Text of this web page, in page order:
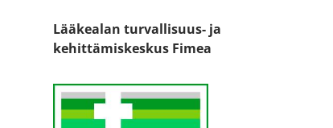
Lääkealan turvallisuus- ja
kehittämiskeskus Fimea